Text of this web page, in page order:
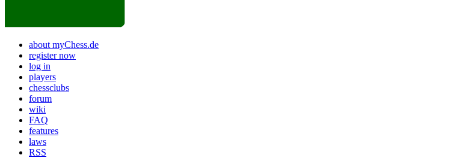
about myChess.de
register now
log in
players
chessclubs
forum
wiki
FAQ
features
laws
RSS